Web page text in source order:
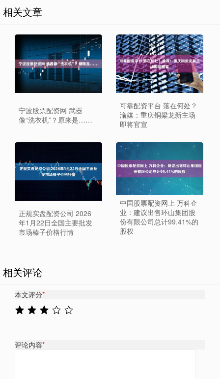
相关文章
宁波股票配资网 武器
像“洗衣机”？原来是……
可靠配资平台 落在何处？
渝媒：重庆铜梁龙新主场
即将官宣
正规实盘配资公司 2026
年1月22日全国主要批发
市场榛子价格行情
中国股票配资网上 万科企
业：建议出售环山集团股
份有限公司总计99.41%的
股权
相关评论
本文评分*
评论内容*